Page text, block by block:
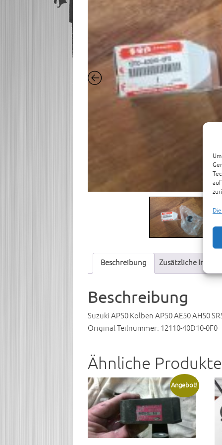
Beschreibung Zusätzliche
Beschreibung
Suzuki AP50 Kolben AP50 AE50 AH50
Original Teilnummer: 12110-40D10-0F0
Ähnliche Produkte
Angebot!